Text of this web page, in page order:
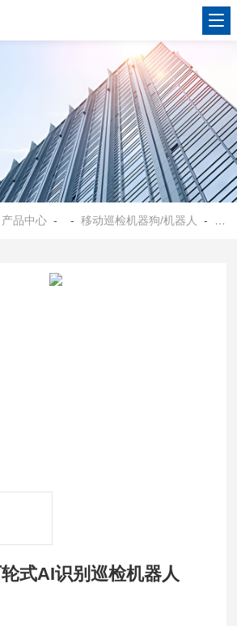
产品中心 - -移动巡检机器狗/机器人 - OSEN汽车制造工厂轮式AI识别巡检机器人
式AI识别巡检机器人